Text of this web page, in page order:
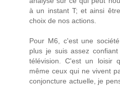
à un instant T; et ainsi
choix de nos actions.
Pour M6, c'est une
plus je suis assez
télévision. C'est un loisir
même ceux qui ne vivent
conjoncture actuelle, je